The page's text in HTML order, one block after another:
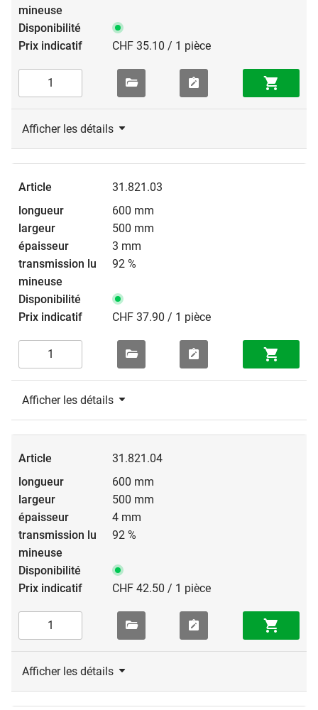
CHF 35.10 / 1 pièce
Afficher les détails
31.821.03
600 mm
500 mm
3 mm
92 %
CHF 37.90 / 1 pièce
Afficher les détails
31.821.04
600 mm
500 mm
4 mm
92 %
CHF 42.50 / 1 pièce
Afficher les détails